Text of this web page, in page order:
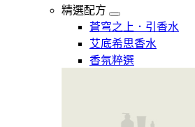
精選配方
蒼穹之上．引香水
艾底希思香水
香氛粹選